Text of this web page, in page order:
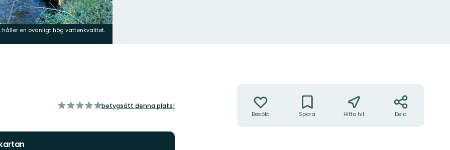
en ovanligt hög vattenkvalitet.
av
betygsätt denna plats!
Besökt Spara Hitta hit Dela